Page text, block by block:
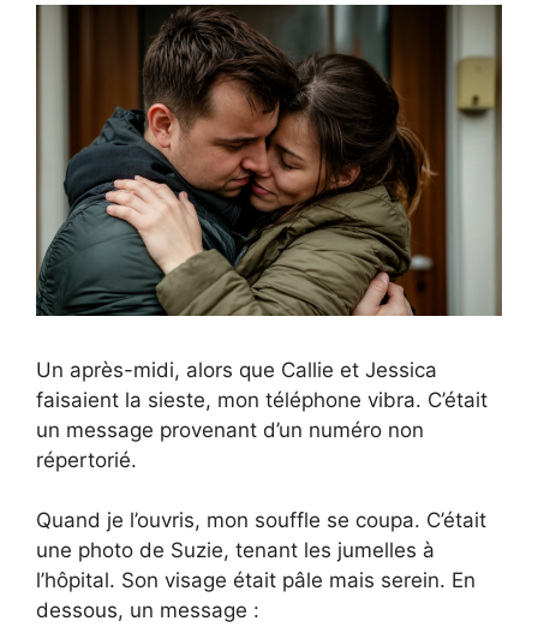
Un après-midi, alors que Callie et Jessica
faisaient la sieste, mon téléphone vibra. C’était
un message provenant d’un numéro non
répertorié.
Quand je l’ouvris, mon souffle se coupa. C’était
une photo de Suzie, tenant les jumelles à
l’hôpital. Son visage était pâle mais serein. En
dessous, un message :